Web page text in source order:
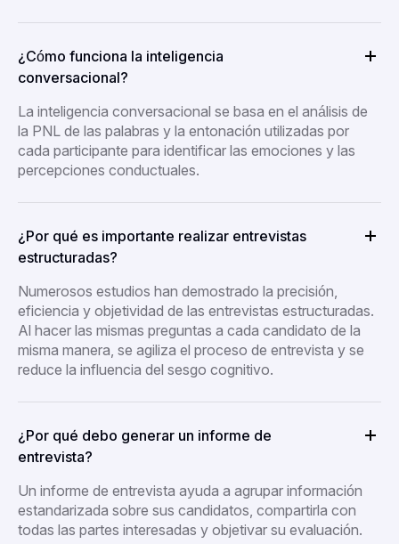
¿Cómo funciona la inteligencia
conversacional?
La inteligencia conversacional se basa en el análisis de
la PNL de las palabras y la entonación utilizadas por
cada participante para identificar las emociones y las
percepciones conductuales.
¿Por qué es importante realizar entrevistas
estructuradas?
Numerosos estudios han demostrado la precisión,
eficiencia y objetividad de las entrevistas estructuradas.
Al hacer las mismas preguntas a cada candidato de la
misma manera, se agiliza el proceso de entrevista y se
reduce la influencia del sesgo cognitivo.
¿Por qué debo generar un informe de
entrevista?
Un informe de entrevista ayuda a agrupar información
estandarizada sobre sus candidatos, compartirla con
todas las partes interesadas y objetivar su evaluación.